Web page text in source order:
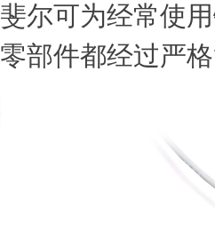
斐尔可为经常使
零部件都经过严